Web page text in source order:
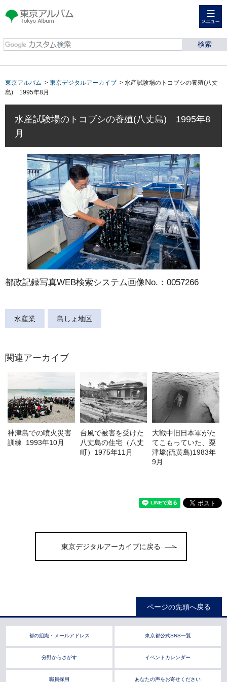
東京アルバム Tokyo
Album
東京アルバム > 東京デジタルアーカイブ > 水産試験場のトコブシの養殖(八丈
島) 1995年8月
水産試験場のトコブシの養殖(八丈島) 1995年8
月
都政記録写真WEB検索システム画像No.：0057266
水産業 島しょ地区
関連アーカイブ
神津島での噴火災害
訓練 1993年10月
台風で被害を受けた
八丈島の住宅（八丈
町）1975年11月
大戦中旧日本軍がた
てこもっていた、粟
津壕(硫黄島)1983年
9月
東京デジタルアーカイブに戻る
ページの先頭へ戻る
都の組織・メールアドレス 東京都公式SNS一覧
分野からさがす イベントカレンダー
職員採用 あなたの声をお寄せください